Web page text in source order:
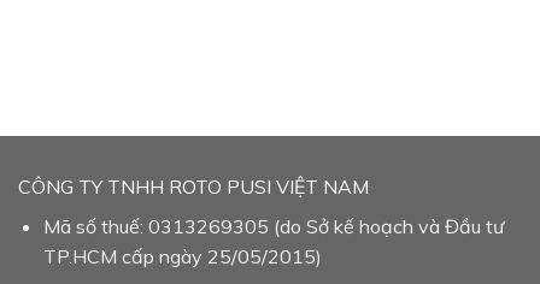
CÔNG TY TNHH ROTO PUSI VIỆT NAM
Mã số thuế: 0313269305 (do Sở kế hoạch và Đầu tư
TP.HCM cấp ngày 25/05/2015)